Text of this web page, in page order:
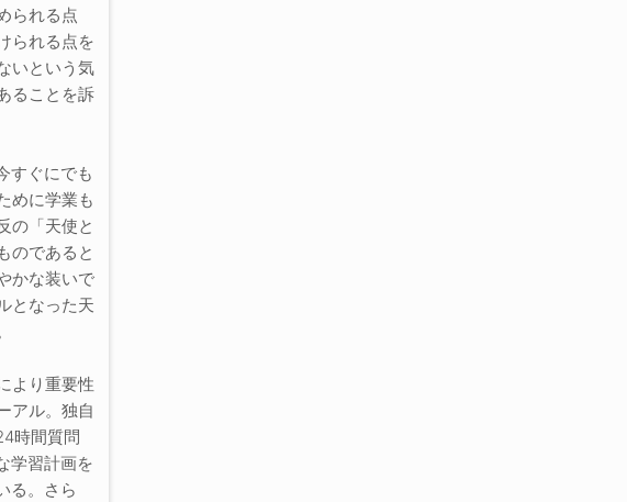
られる点
られる点を
いという気
ることを訴
すぐにでも
めに学業も
の「天使と
のであると
かな装いで
となった天
より重要性
アル。独自
時間質問
学習計画を
る。さら